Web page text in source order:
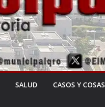
SALUD CASOS Y COSAS